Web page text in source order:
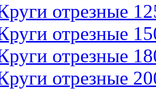
отрезные
отрезные
отрезные
отрезные